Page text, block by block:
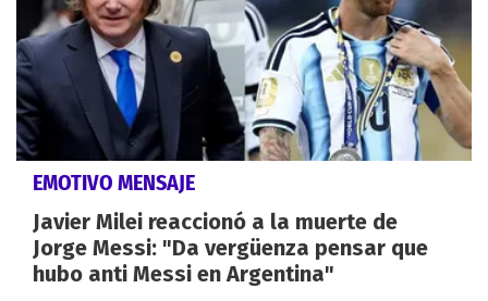
EMOTIVO MENSAJE
Javier Milei reaccionó a la muerte de
Jorge Messi: "Da vergüenza pensar que
hubo anti Messi en Argentina"